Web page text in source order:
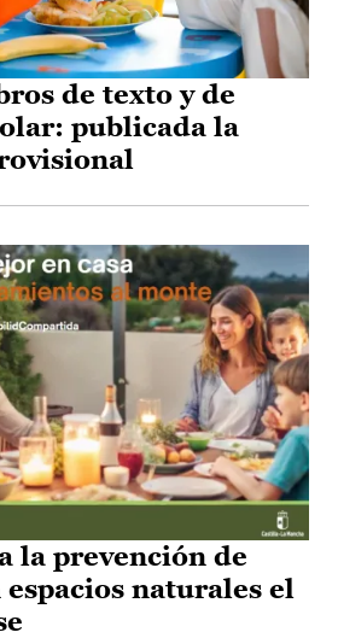
de texto y de
publicada la
la prevención de
naturales el